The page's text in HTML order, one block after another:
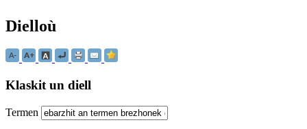
Dielloù
Klaskit un diell
Termen